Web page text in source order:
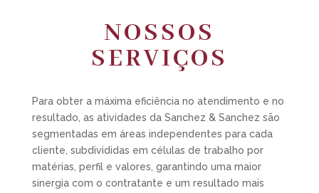
NOSSOS
SERVIÇOS
Para obter a máxima eficiência no atendimento e no
resultado, as atividades da Sanchez & Sanchez são
segmentadas em áreas independentes para cada
cliente, subdivididas em células de trabalho por
matérias, perfil e valores, garantindo uma maior
sinergia com o contratante e um resultado mais